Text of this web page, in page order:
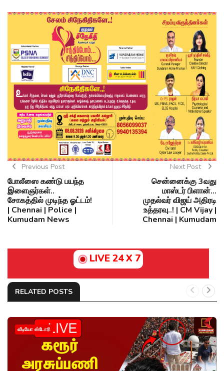
Previous Post
போலீஸை கண்டு பயந்த
இளைஞர்கள்..
சோகத்தில் முடிந்த ஓட்டம்!
| Chennai | Police |
Kumudam News
Next Post
சென்னைக்கு 3வது
மாஸ்டர் பிளான்...
முதல்வர் விஜய் அதிரடி
உத்தரவு..! | CM Vijay |
Chennai | Kumudam
LIVE 24 X 7
RELATED POSTS
வீடியோ ஸ்டோரி